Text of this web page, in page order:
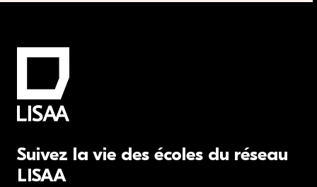
Suivez la vie des écoles du réseau
LISAA